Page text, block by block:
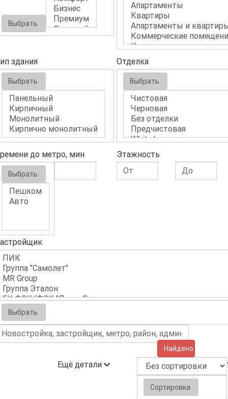
Выбрать
здания
Выбрать
Отделка
Выбрать
до метро, мин
Выбрать
Этажность
Выбрать
Найдено (638)
Ещё детали
Сортировка